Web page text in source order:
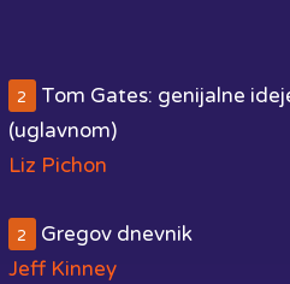
2
Tom Gates: genijalne
(uglavnom)
Liz Pichon
2
Gregov dnevnik
Jeff Kinney